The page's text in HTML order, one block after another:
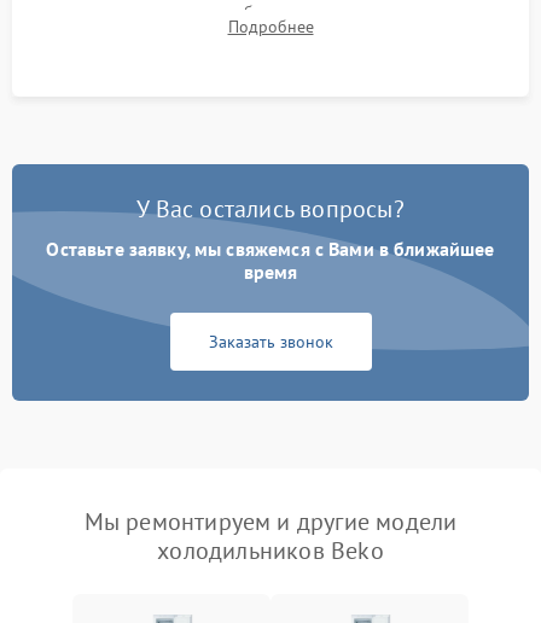
компрессора, отсутствия обмерзания стенок и корректного
срабатывания системы автоматической оттайки.
Подробнее
У Вас остались вопросы?
Оставьте заявку, мы свяжемся с Вами в ближайшее
время
Заказать звонок
Мы ремонтируем и другие модели
холодильников Beko